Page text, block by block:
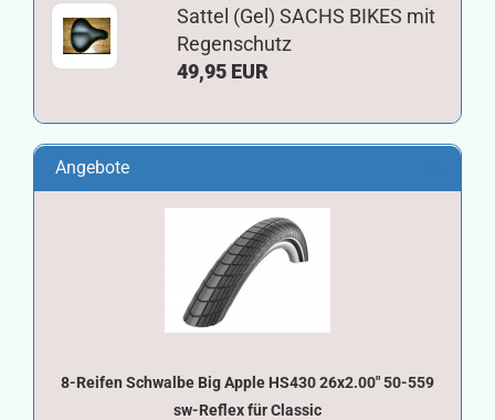
Sattel (Gel) SACHS BIKES mit
Regenschutz
49,95 EUR
Angebote
8-Reifen Schwalbe Big Apple HS430 26x2.00" 50-559
sw-Reflex für Classic